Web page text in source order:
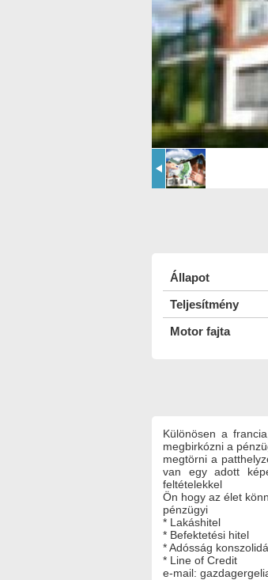
Állapot
Teljesítmény
Motor fajta
Különösen a
megbirkózni a
megtörni a
van egy adott
feltételekkel
Ön hogy az élet
pénzügyi
* Lakáshitel
* Befektetési hitel
* Adósság
* Line of Credit
e-mail: